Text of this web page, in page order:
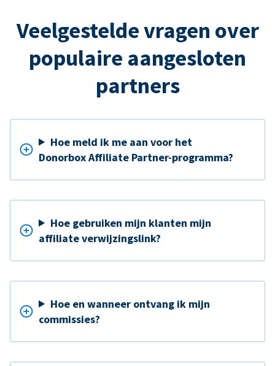
Veelgestelde vragen over
populaire aangesloten
partners
Hoe meld ik me aan voor het
Donorbox Affiliate Partner-programma?
Hoe gebruiken mijn klanten mijn
affiliate verwijzingslink?
Hoe en wanneer ontvang ik mijn
commissies?